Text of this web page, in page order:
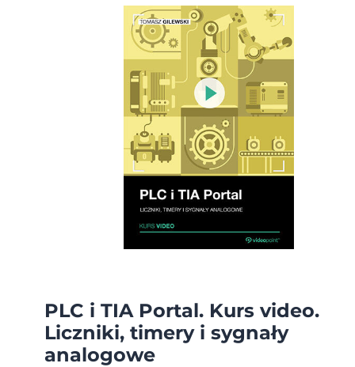
PLC i TIA Portal. Kurs video.
Liczniki, timery i sygnały
analogowe